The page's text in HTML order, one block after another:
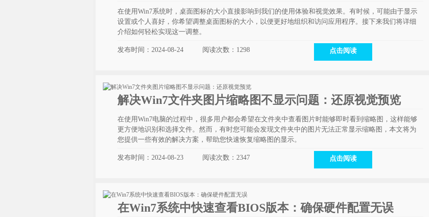
在使用Win7系统时，桌面图标的大小直接影响到我们的使用体验和视觉效果。有时候，可能由于显示
设置或个人喜好，你希望调整桌面图标的大小，以便更好地组织和访问应用程序。接下来我们将详细
介绍如何轻松实现这一调整。
发布时间：2024-08-24 阅读次数： 1298 点击阅读
解决Win7文件夹图片缩略图不显示问题：还原视觉预览
在使用Win7电脑的过程中，很多用户都会希望在文件夹中查看图片时能够即时看到缩略图，这样能够
更方便地识别和选择文件。然而，有时您可能会发现文件夹中的图片无法正常显示缩略图，本文将为
您提供一些有效的解决方案，帮助您快速恢复缩略图的显示。
发布时间：2024-08-23 阅读次数： 2347 点击阅读
在Win7系统中快速查看BIOS版本：确保硬件配置无误